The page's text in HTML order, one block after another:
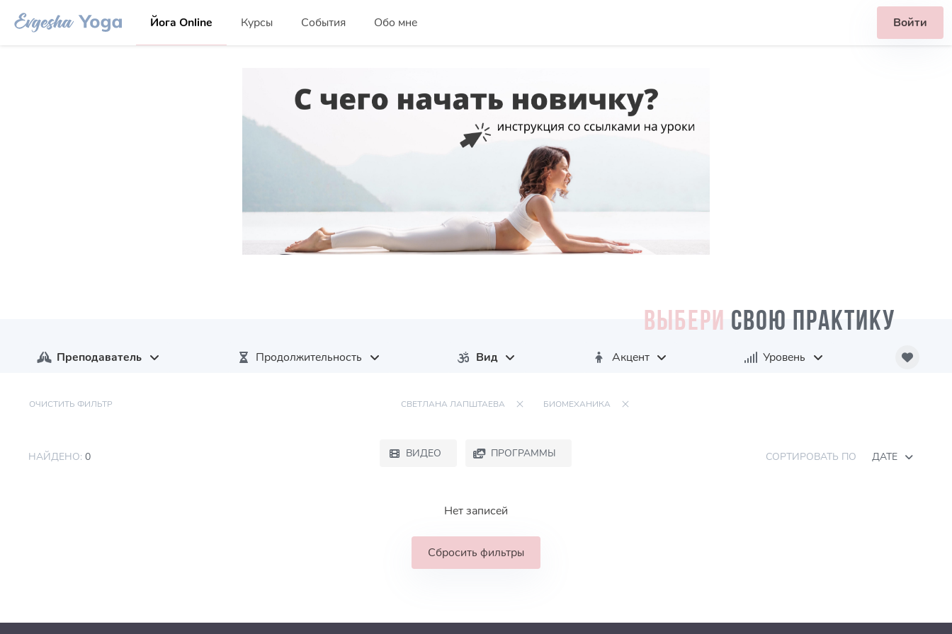
Йога Online Курсы События Обо мне Войти
ВЫБЕРИ СВОЮ ПРАКТИКУ
Преподаватель Продолжительность Вид Акцент Уровень
ОЧИСТИТЬ ФИЛЬТР СВЕТЛАНА ЛАПШТАЕВА БИОМЕХАНИКА
НАЙДЕНО: 0 ВИДЕО ПРОГРАММЫ СОРТИРОВАТЬ ПО ДАТЕ
Нет записей
Сбросить фильтры